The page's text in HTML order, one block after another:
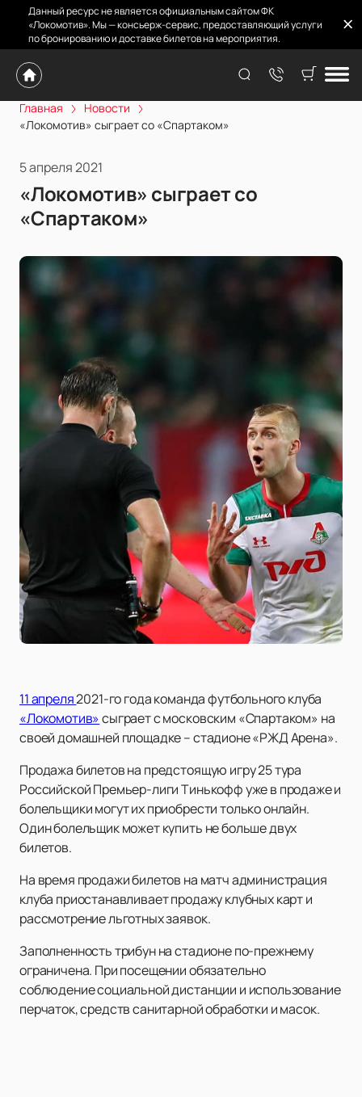
Данный ресурс не является официальным сайтом ФК
«Локомотив». Мы — консьерж-сервис, предоставляющий услуги
по бронированию и доставке билетов на мероприятия.
Главная
Новости
«Локомотив» сыграет со «Спартаком»
5 апреля 2021
«Локомотив» сыграет со
«Спартаком»
11 апреля2021-го года команда футбольного клуба
«Локомотив»сыграет с московским «Спартаком» на
своей домашней площадке – стадионе «РЖД Арена».
Продажа билетов на предстоящую игру 25 тура
Российской Премьер-лиги Тинькофф уже в продаже и
болельщики могут их приобрести только онлайн.
Один болельщик может купить не больше двух
билетов.
На время продажи билетов на матч администрация
клуба приостанавливает продажу клубных карт и
рассмотрение льготных заявок.
Заполненность трибун на стадионе по-прежнему
ограничена. При посещении обязательно
соблюдение социальной дистанции и использование
перчаток, средств санитарной обработки и масок.